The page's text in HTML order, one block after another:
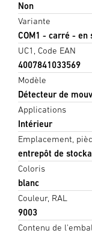
Non
Variante
COM1 - carré - en
UC1, Code EAN
4007841033569
Modèle
Détecteur de
Applications
Intérieur
Emplacement,
entrepôt de
Coloris
blanc
Couleur, RAL
9003
Contenu de